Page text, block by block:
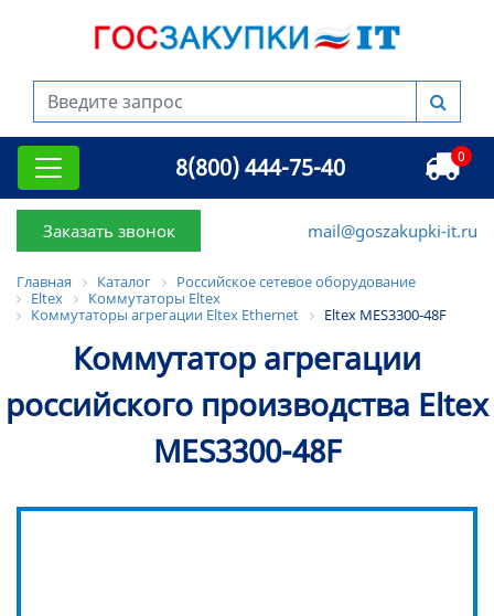
8(800) 444-75-40 0
Заказать звонок mail@goszakupki-it.ru
Главная Каталог
Российское сетевое оборудование
Eltex
Коммутаторы Eltex
Коммутаторы агрегации Eltex Ethernet
Eltex MES3300-48F
Коммутатор агрегации
российского производства Eltex
MES3300-48F